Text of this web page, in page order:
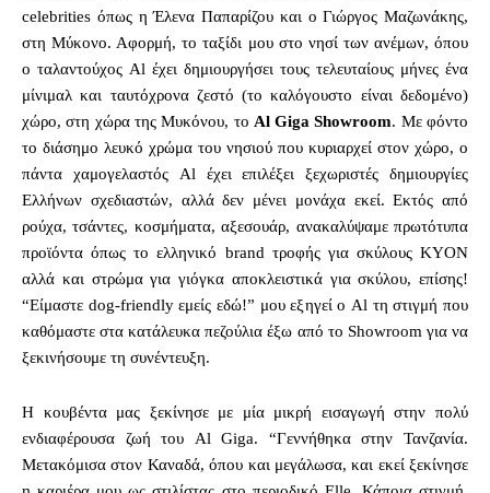
celebrities όπως η Έλενα Παπαρίζου και ο Γιώργος Μαζωνάκης,
στη Μύκονο. Αφορμή, το ταξίδι μου στο νησί των ανέμων, όπου
ο ταλαντούχος Al έχει δημιουργήσει τους τελευταίους μήνες ένα
μίνιμαλ και ταυτόχρονα ζεστό (το καλόγουστο είναι δεδομένο)
χώρο, στη χώρα της Μυκόνου, το Al Giga Showroom. Με φόντο
το διάσημο λευκό χρώμα του νησιού που κυριαρχεί στον χώρο, ο
πάντα χαμογελαστός Al έχει επιλέξει ξεχωριστές δημιουργίες
Ελλήνων σχεδιαστών, αλλά δεν μένει μονάχα εκεί. Εκτός από
ρούχα, τσάντες, κοσμήματα, αξεσουάρ, ανακαλύψαμε πρωτότυπα
προϊόντα όπως τo ελληνικό brand τροφής για σκύλους KYON
αλλά και στρώμα για γιόγκα αποκλειστικά για σκύλου, επίσης!
“Είμαστε dog-friendly εμείς εδώ!” μου εξηγεί o Αl τη στιγμή που
καθόμαστε στα κατάλευκα πεζούλια έξω από το Showroom για να
ξεκινήσουμε τη συνέντευξη.
Η κουβέντα μας ξεκίνησε με μία μικρή εισαγωγή στην πολύ
ενδιαφέρουσα ζωή του Al Giga. “Γεννήθηκα στην Τανζανία.
Μετακόμισα στον Καναδά, όπου και μεγάλωσα, και εκεί ξεκίνησε